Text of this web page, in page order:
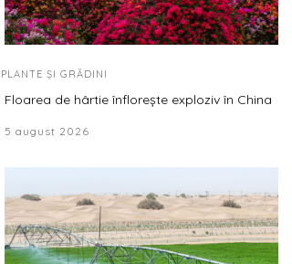
PLANTE ȘI GRĂDINI
Floarea de hârtie înflorește exploziv în China
5 august 2026